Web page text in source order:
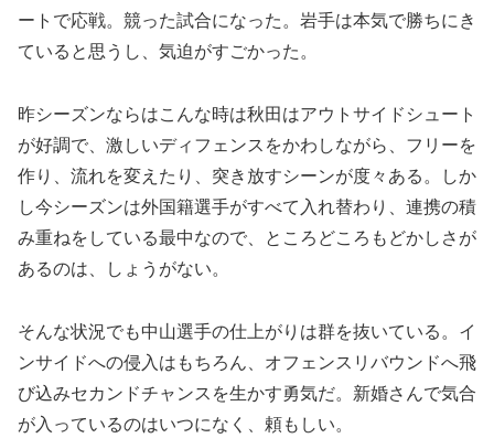
ートで応戦。競った試合になった。岩手は本気で勝ちにき
ていると思うし、気迫がすごかった。
昨シーズンならはこんな時は秋田はアウトサイドシュート
が好調で、激しいディフェンスをかわしながら、フリーを
作り、流れを変えたり、突き放すシーンが度々ある。しか
し今シーズンは外国籍選手がすべて入れ替わり、連携の積
み重ねをしている最中なので、ところどころもどかしさが
あるのは、しょうがない。
そんな状況でも中山選手の仕上がりは群を抜いている。イ
ンサイドへの侵入はもちろん、オフェンスリバウンドへ飛
び込みセカンドチャンスを生かす勇気だ。新婚さんで気合
が入っているのはいつになく、頼もしい。